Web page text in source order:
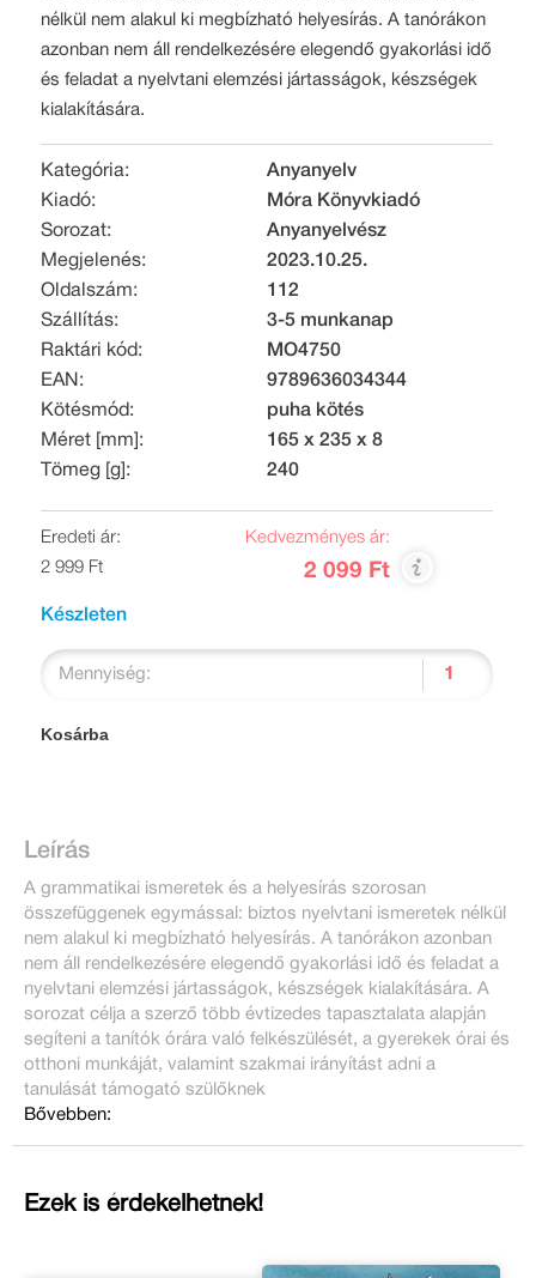
nélkül nem alakul ki megbízható helyesírás. A tanórákon
azonban nem áll rendelkezésére elegendő gyakorlási idő
és feladat a nyelvtani elemzési jártasságok, készségek
kialakítására.
Kategória:
Anyanyelv
Kiadó:
Móra Könyvkiadó
Sorozat:
Anyanyelvész
Megjelenés:
2023.10.25.
Oldalszám:
112
Szállítás:
3-5 munkanap
Raktári kód:
MO4750
EAN:
9789636034344
Kötésmód:
puha kötés
Méret [mm]:
165 x 235 x 8
Tömeg [g]:
240
Eredeti ár:
2 999 Ft
Kedvezményes ár:
2 099 Ft
Készleten
Mennyiség:
Kosárba
Leírás
A grammatikai ismeretek és a helyesírás szorosan
összefüggenek egymással: biztos nyelvtani ismeretek nélkül
nem alakul ki megbízható helyesírás. A tanórákon azonban
nem áll rendelkezésére elegendő gyakorlási idő és feladat a
nyelvtani elemzési jártasságok, készségek kialakítására. A
sorozat célja a szerző több évtizedes tapasztalata alapján
segíteni a tanítók órára való felkészülését, a gyerekek órai és
otthoni munkáját, valamint szakmai irányítást adni a
tanulását támogató szülőknek
Bővebben:
Ezek is érdekelhetnek!